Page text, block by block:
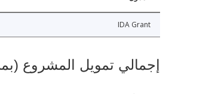
IDA Grant
إجمالي تمويل المشروع